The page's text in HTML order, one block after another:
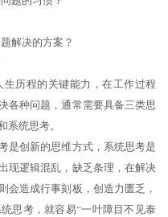
解决的方案？
历程的关键能力，在工作过程
各种问题，通常需要具备三类思
统思考。
是创新的思维方式，系统思考是
现逻辑混乱，缺乏条理，在解决
会造成行事刻板，创造力匮乏，
思考，就容易“一叶障目不见泰